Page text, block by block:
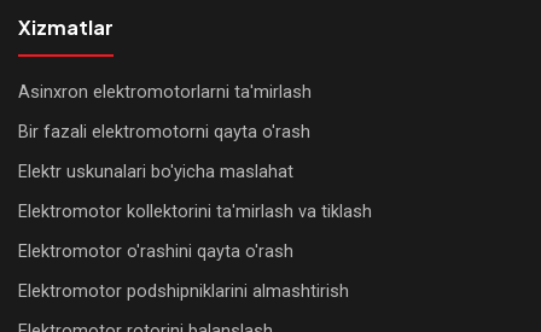
Xizmatlar
Asinxron elektromotorlarni ta'mirlash
Bir fazali elektromotorni qayta o'rash
Elektr uskunalari bo'yicha maslahat
Elektromotor kollektorini ta'mirlash va tiklash
Elektromotor o'rashini qayta o'rash
Elektromotor podshipniklarini almashtirish